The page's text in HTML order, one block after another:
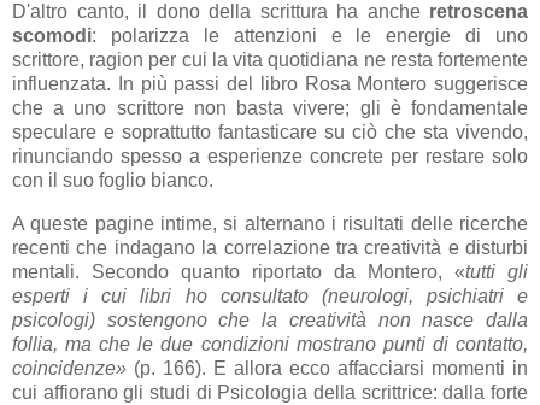
D'altro canto, il dono della scrittura ha anche retroscena
scomodi: polarizza le attenzioni e le energie di uno
scrittore, ragion per cui la vita quotidiana ne resta fortemente
influenzata. In più passi del libro Rosa Montero suggerisce
che a uno scrittore non basta vivere; gli è fondamentale
speculare e soprattutto fantasticare su ciò che sta vivendo,
rinunciando spesso a esperienze concrete per restare solo
con il suo foglio bianco.
A queste pagine intime, si alternano i risultati delle ricerche
recenti che indagano la correlazione tra creatività e disturbi
mentali. Secondo quanto riportato da Montero, «tutti gli
esperti i cui libri ho consultato (neurologi, psichiatri e
psicologi) sostengono che la creatività non nasce dalla
follia, ma che le due condizioni mostrano punti di contatto,
coincidenze» (p. 166). E allora ecco affacciarsi momenti in
cui affiorano gli studi di Psicologia della scrittrice: dalla forte